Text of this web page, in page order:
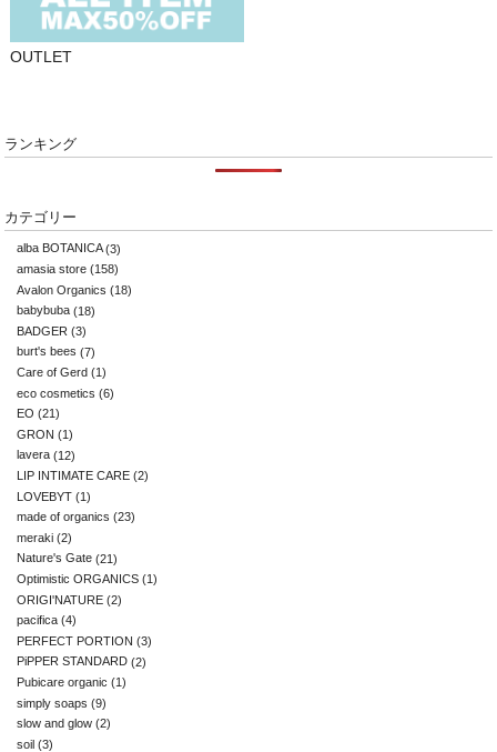
OUTLET
ランキング
カテゴリー
alba BOTANICA(3)
amasia store (158)
Avalon Organics (18)
babybuba (18)
BADGER (3)
burt's bees (7)
Care of Gerd (1)
eco cosmetics (6)
EO (21)
GRON (1)
lavera (12)
LIP INTIMATE CARE (2)
LOVEBYT (1)
made of organics (23)
meraki (2)
Nature's Gate (21)
Optimistic ORGANICS (1)
ORIGI'NATURE (2)
pacifica (4)
PERFECT PORTION (3)
PiPPER STANDARD (2)
Pubicare organic (1)
simply soaps (9)
slow and glow (2)
soil (3)